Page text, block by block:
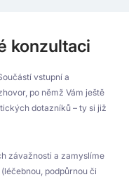
konzultaci
vstupní a
po němž Vám ještě
dotazníků – ty si již
závažnosti a zamyslíme
podpůrnou či